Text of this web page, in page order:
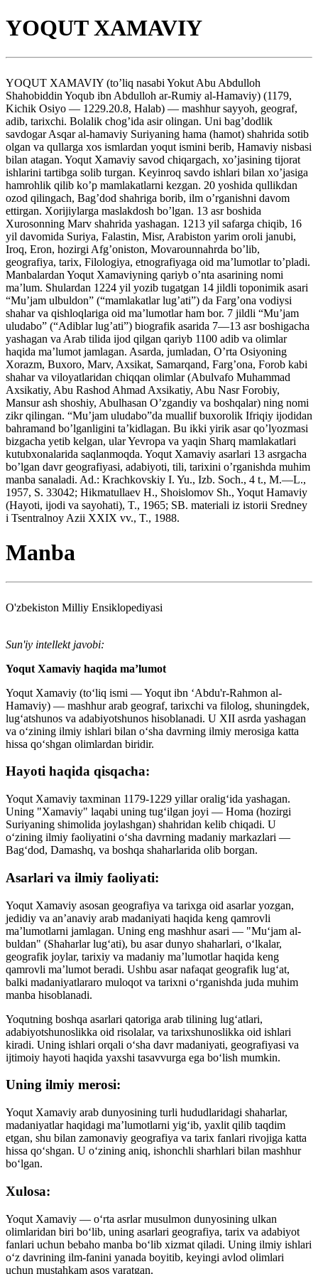
YOQUT XAMAVIY
YOQUT XAMAVIY (to’liq nasabi Yokut Abu Abdulloh
Shahobiddin Yoqub ibn Abdulloh ar-Rumiy al-Hamaviy) (1179,
Kichik Osiyo — 1229.20.8, Halab) — mashhur sayyoh, geograf,
adib, tarixchi. Bolalik chog’ida asir olingan. Uni bag’dodlik
savdogar Asqar al-hamaviy Suriyaning hama (hamot) shahrida sotib
olgan va qullarga xos ismlardan yoqut ismini berib, Hamaviy nisbasi
bilan atagan. Yoqut Xamaviy savod chiqargach, xo’jasining tijorat
ishlarini tartibga solib turgan. Keyinroq savdo ishlari bilan xo’jasiga
hamrohlik qilib ko’p mamlakatlarni kezgan. 20 yoshida qullikdan
ozod qilingach, Bag’dod shahriga borib, ilm o’rganishni davom
ettirgan. Xorijiylarga maslakdosh bo’lgan. 13 asr boshida
Xurosonning Marv shahrida yashagan. 1213 yil safarga chiqib, 16
yil davomida Suriya, Falastin, Misr, Arabiston yarim oroli janubi,
Iroq, Eron, hozirgi Afg’oniston, Movarounnahrda bo’lib,
geografiya, tarix, Filologiya, etnografiyaga oid ma’lumotlar to’pladi.
Manbalardan Yoqut Xamaviyning qariyb o’nta asarining nomi
ma’lum. Shulardan 1224 yil yozib tugatgan 14 jildli toponimik asari
“Mu’jam ulbuldon” (“mamlakatlar lug’ati”) da Farg’ona vodiysi
shahar va qishloqlariga oid ma’lumotlar ham bor. 7 jildli “Mu’jam
uludabo” (“Adiblar lug’ati”) biografik asarida 7—13 asr boshigacha
yashagan va Arab tilida ijod qilgan qariyb 1100 adib va olimlar
haqida ma’lumot jamlagan. Asarda, jumladan, O’rta Osiyoning
Xorazm, Buxoro, Marv, Axsikat, Samarqand, Farg’ona, Forob kabi
shahar va viloyatlaridan chiqqan olimlar (Abulvafo Muhammad
Axsikatiy, Abu Rashod Ahmad Axsikatiy, Abu Nasr Forobiy,
Mansur ash shoshiy, Abulhasan O’zgandiy va boshqalar) ning nomi
zikr qilingan. “Mu’jam uludabo”da muallif buxorolik Ifriqiy ijodidan
bahramand bo’lganligini ta’kidlagan. Bu ikki yirik asar qo’lyozmasi
bizgacha yetib kelgan, ular Yevropa va yaqin Sharq mamlakatlari
kutubxonalarida saqlanmoqda. Yoqut Xamaviy asarlari 13 asrgacha
bo’lgan davr geografiyasi, adabiyoti, tili, tarixini o’rganishda muhim
manba sanaladi. Ad.: Krachkovskiy I. Yu., Izb. Soch., 4 t., M.—L.,
1957, S. 33042; Hikmatullaev H., Shoislomov Sh., Yoqut Hamaviy
(Hayoti, ijodi va sayohati), T., 1965; SB. materiali iz istorii Sredney
i Tsentralnoy Azii XXIX vv., T., 1988.
Manba
O'zbekiston Milliy Ensiklopediyasi
Sun'iy intellekt javobi:
Yoqut Xamaviy haqida ma’lumot
Yoqut Xamaviy (to‘liq ismi — Yoqut ibn ‘Abdu'r-Rahmon al-
Hamaviy) — mashhur arab geograf, tarixchi va filolog, shuningdek,
lug‘atshunos va adabiyotshunos hisoblanadi. U XII asrda yashagan
va o‘zining ilmiy ishlari bilan o‘sha davrning ilmiy merosiga katta
hissa qo‘shgan olimlardan biridir.
Hayoti haqida qisqacha:
Yoqut Xamaviy taxminan 1179-1229 yillar oralig‘ida yashagan.
Uning "Xamaviy" laqabi uning tug‘ilgan joyi — Homa (hozirgi
Suriyaning shimolida joylashgan) shahridan kelib chiqadi. U
o‘zining ilmiy faoliyatini o‘sha davrning madaniy markazlari —
Bag‘dod, Damashq, va boshqa shaharlarida olib borgan.
Asarlari va ilmiy faoliyati:
Yoqut Xamaviy asosan geografiya va tarixga oid asarlar yozgan,
jedidiy va an’anaviy arab madaniyati haqida keng qamrovli
ma’lumotlarni jamlagan. Uning eng mashhur asari — "Mu‘jam al-
buldan" (Shaharlar lug‘ati), bu asar dunyo shaharlari, o‘lkalar,
geografik joylar, tarixiy va madaniy ma’lumotlar haqida keng
qamrovli ma’lumot beradi. Ushbu asar nafaqat geografik lug‘at,
balki madaniyatlararo muloqot va tarixni o‘rganishda juda muhim
manba hisoblanadi.
Yoqutning boshqa asarlari qatoriga arab tilining lug‘atlari,
adabiyotshunoslikka oid risolalar, va tarixshunoslikka oid ishlari
kiradi. Uning ishlari orqali o‘sha davr madaniyati, geografiyasi va
ijtimoiy hayoti haqida yaxshi tasavvurga ega bo‘lish mumkin.
Uning ilmiy merosi:
Yoqut Xamaviy arab dunyosining turli hududlaridagi shaharlar,
madaniyatlar haqidagi ma’lumotlarni yig‘ib, yaxlit qilib taqdim
etgan, shu bilan zamonaviy geografiya va tarix fanlari rivojiga katta
hissa qo‘shgan. U o‘zining aniq, ishonchli sharhlari bilan mashhur
bo‘lgan.
Xulosa:
Yoqut Xamaviy — o‘rta asrlar musulmon dunyosining ulkan
olimlaridan biri bo‘lib, uning asarlari geografiya, tarix va adabiyot
fanlari uchun bebaho manba bo‘lib xizmat qiladi. Uning ilmiy ishlari
o‘z davrining ilm-fanini yanada boyitib, keyingi avlod olimlari
uchun mustahkam asos yaratgan.